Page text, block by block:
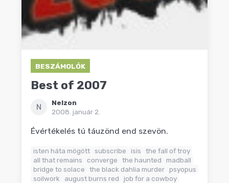
BESZÁMOLÓK
Best of 2007
N
Nelzon
2008. január 2.
Évértékelés tú táuzönd end szevön.
isten háta mögött subscribe isis
the fall of troy
all that remains
converge the haunted
madball
bridge to solace
the black dahlia murder psyopus
soilwork
august burns red
job for a cowboy